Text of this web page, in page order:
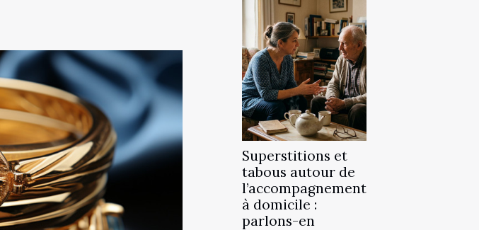
Superstitions et
tabous autour de
l’accompagnement
à domicile :
parlons-en